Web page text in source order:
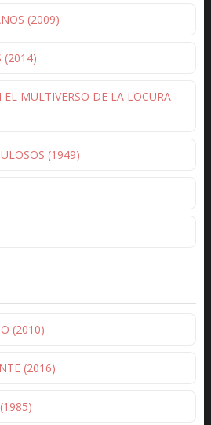
(2009)
(2014)
MULTIVERSO DE LA LOCURA
(1949)
(2010)
(2016)